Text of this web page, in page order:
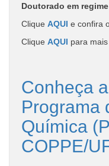
Doutorado em
Clique AQUI e confira
Clique AQUI para
Conheça
Programa
Química
COPPE/